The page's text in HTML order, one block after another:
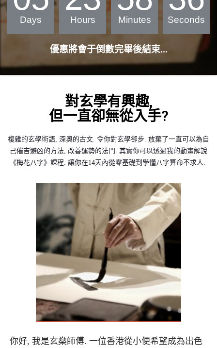
Days Hours Minutes Seconds
優惠將會于倒數完畢後結束...
對玄學有興趣,
但一直卻無從入手?
複雜的玄學術語, 深奧的古文. 令你對玄學卻步. 放棄了一直可以為自
己催吉避凶的方法, 改善運勢的法門. 其實你可以透過我的動畫解說
《梅花八字》課程. 讓你在14天內從零基礎到學懂八字算命不求人.
你好, 我是玄燊師傅. 一位香港從小便希望成為出色